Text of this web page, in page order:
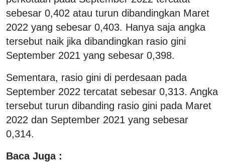
sebesar 0,402 atau turun dibandingkan Maret
2022 yang sebesar 0,403. Hanya saja angka
tersebut naik jika dibandingkan rasio gini
September 2021 yang sebesar 0,398.
Sementara, rasio gini di perdesaan pada
September 2022 tercatat sebesar 0,313. Angka
tersebut turun dibanding rasio gini pada Maret
2022 dan September 2021 yang sebesar
0,314.
Baca Juga :